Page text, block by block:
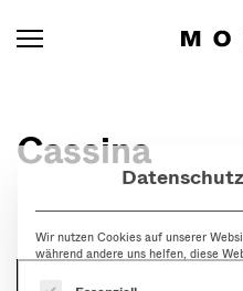
Cassina
Wir nutzen Cookies auf unserer
während andere uns helfen, diese
Es folgt eine Liste der
Statistiken